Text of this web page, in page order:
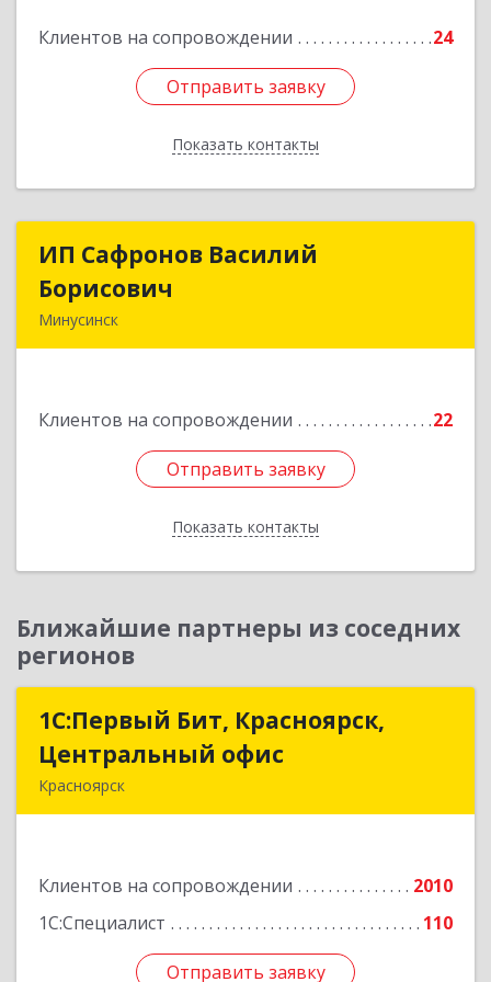
Клиентов на сопровождении 24
Отправить заявку
Показать контакты
Отправить заявку
Назад
ИП Сафронов Василий
Борисович
Минусинск
Клиентов на сопровождении 22
Отправить заявку
Показать контакты
ИП Сафронов Василий
Подробнее
Отправить заявку
Назад
Ближайшие партнеры из соседних
регионов
1С:Первый Бит, Красноярск,
Центральный офис
Красноярск
Клиентов на сопровождении
2010
1С:Специалист
110
Отправить заявку
1С:Первый Бит, Красноярск,
Центральный офис
Подробнее
Отправить заявку